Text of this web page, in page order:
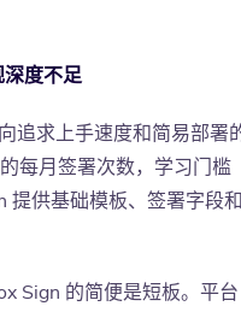
度不足
追求上手速度和简易部署
每月签署次数，学习门槛
提供基础模板、签署字段
Sign 的简便是短板。平台